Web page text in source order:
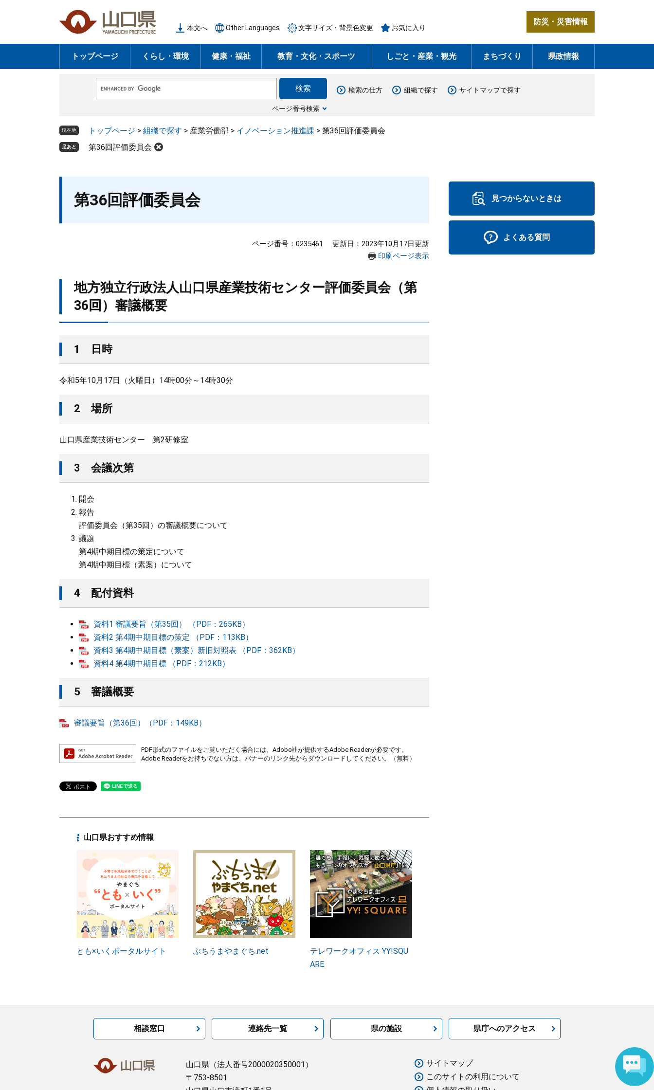
の
頭
ー
飛
本文へ Other Languages 文字サイズ・背景色変更 お気に入り
防災・災害情報
トップページ くらし・環境 健康・福祉 教育・文化・スポーツ しごと・産業・観光 まちづくり 県政情報
o
e
ス
ページ番号検索
検索の仕方 組織で探す サイトマップで探す
現在地 トップページ > 組織で探す > 産業労働部 > イノベーション推進課 > 第36回評価委員会
足あと 第36回評価委員会
第36回評価委員会
ページ番号：0235461
更新日：2023年10月17日更新
印刷ページ表示
地方独立行政法人山口県産業技術センター評価委員会（第
36回）審議概要
1 日時
令和5年10月17日（火曜日）14時00分～14時30分
2 場所
山口県産業技術センター 第2研修室
3 会議次第
開会
報告
評価委員会（第35回）の審議概要について
議題
​第4期中期目標の策定について
​第4期中期目標（素案）について
4 配付資料
資料1 審議要旨（第35回） （PDF：265KB）
資料2 第4期中期目標の策定 （PDF：113KB）
資料3 第4期中期目標（素案）新旧対照表 （PDF：362KB）
資料4 第4期中期目標 （PDF：212KB）
5 審議概要
審議要旨（第36回）（PDF：149KB）
PDF形式のファイルをご覧いただく場合には、Adobe社が提供するAdobe Readerが必要です。
Adobe Readerをお持ちでない方は、バナーのリンク先からダウンロードしてください。（無料）
山口県おすすめ情報
とも×いくポータルサイト ぶちうまやまぐち.net
テレワークオフィス YY!SQU
ARE
見つからないときは
よくある質問
相談窓口 連絡先一覧 県の施設 県庁へのアクセス
山口県 （法人番号2000020350001）
〒753-8501
サイトマップ
このサイトの利用について